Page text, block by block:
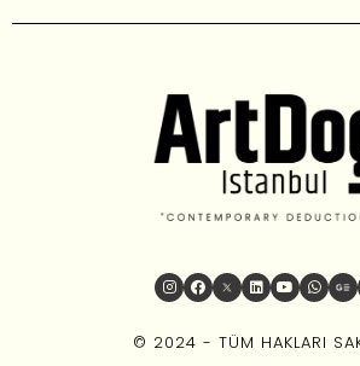
© 2024 - TÜM HAKLARI